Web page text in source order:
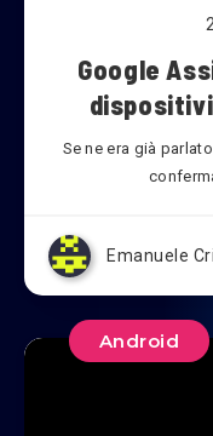
Google
dispositivi
Se ne era già
Emanuele
Android